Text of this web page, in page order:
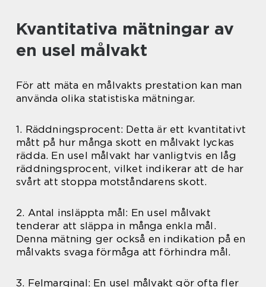
Kvantitativa mätningar av
en usel målvakt
För att mäta en målvakts prestation kan man
använda olika statistiska mätningar.
1. Räddningsprocent: Detta är ett kvantitativt
mått på hur många skott en målvakt lyckas
rädda. En usel målvakt har vanligtvis en låg
räddningsprocent, vilket indikerar att de har
svårt att stoppa motståndarens skott.
2. Antal insläppta mål: En usel målvakt
tenderar att släppa in många enkla mål.
Denna mätning ger också en indikation på en
målvakts svaga förmåga att förhindra mål.
3. Felmarginal: En usel målvakt gör ofta fler